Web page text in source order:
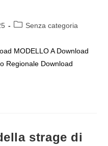
Categoria
Senza categoria
MODELLO A Download
Regionale Download
strage di